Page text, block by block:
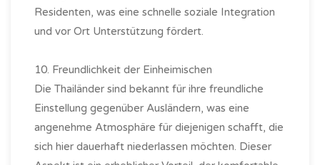
Residenten, was eine schnelle soziale Integration
und vor Ort Unterstützung fördert.
10. Freundlichkeit der Einheimischen
Die Thailänder sind bekannt für ihre freundliche
Einstellung gegenüber Ausländern, was eine
angenehme Atmosphäre für diejenigen schafft, die
sich hier dauerhaft niederlassen möchten. Dieser